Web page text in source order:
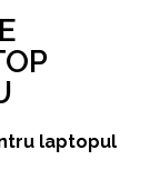
laptopul